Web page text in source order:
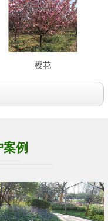
樱花
例